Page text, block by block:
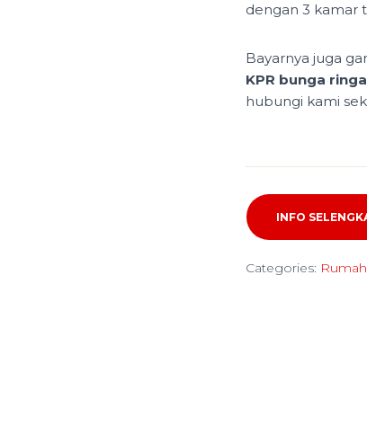
dengan 3 kamar
Bayarnya juga
KPR bunga
hubungi kami
INFO
Categories: